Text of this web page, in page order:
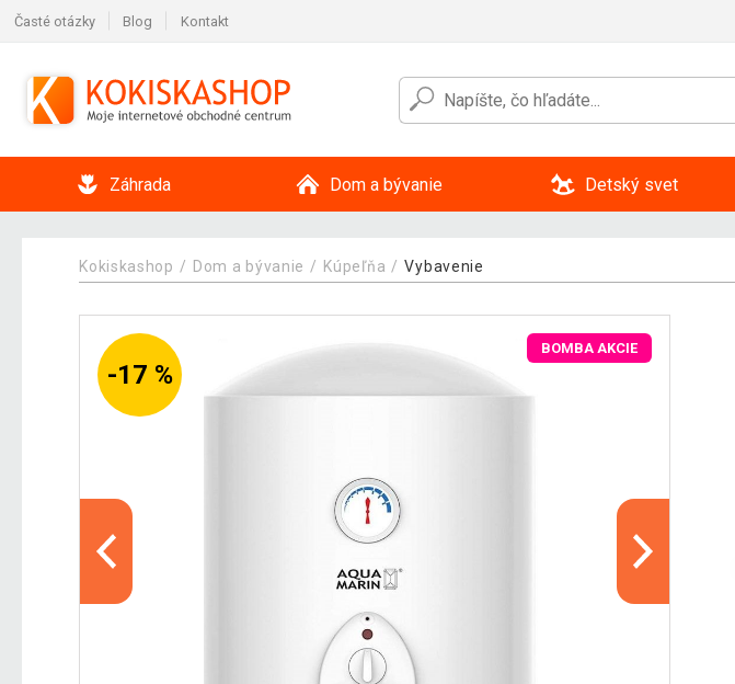
Časté otázky Blog Kontakt
Záhrada Dom a bývanie Detský svet
Kokiskashop Dom a bývanie Kúpeľňa Vybavenie
-17 %
BOMBA AKCIE